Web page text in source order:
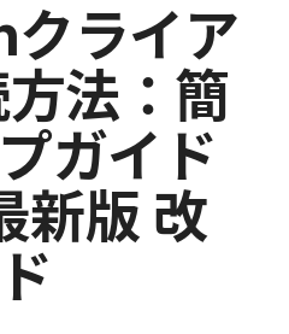
ライア
法：簡
ガイド
新版 改